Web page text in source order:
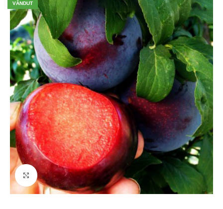
VÂNDUT
Fă clic pentru a mări